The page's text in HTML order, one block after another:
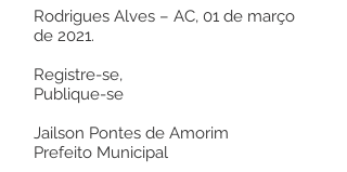
Rodrigues Alves – AC, 01 de março
de 2021.
Registre-se,
Publique-se
Jailson Pontes de Amorim
Prefeito Municipal